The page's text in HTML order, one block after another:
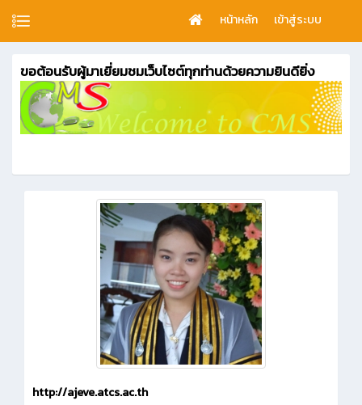
หน้าหลัก เข้าสู่ระบบ
ขอต้อนรับผู้มาเยี่ยมชมเว็บไซต์ทุกท่านด้วยความยินดียิ่ง
http://ajeve.atcs.ac.th